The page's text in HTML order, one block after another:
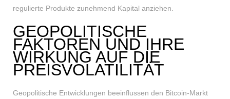
regulierte Produkte zunehmend Kapital anziehen.
GEOPOLITISCHE
FAKTOREN UND IHRE
WIRKUNG AUF DIE
PREISVOLATILITÄT
Geopolitische Entwicklungen beeinflussen den Bitcoin-Markt